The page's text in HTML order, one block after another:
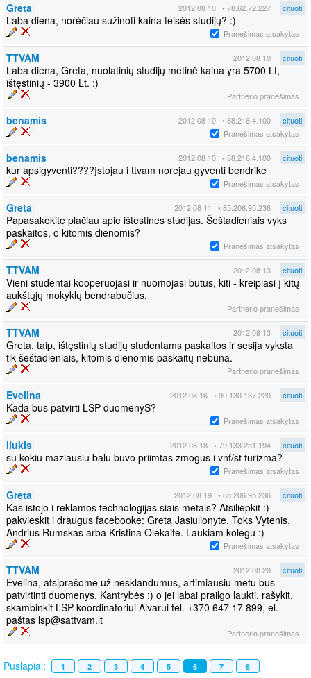
Greta 2012 08 10 • 78.62.72.227 cituoti
Laba diena, norėčiau sužinoti kaina teisės studijų? :)
Pranešimas atsakytas
TTVAM 2012 08 10 cituoti
Laba diena, Greta, nuolatinių studijų metinė kaina yra 5700 Lt,
ištęstinių - 3900 Lt. :)
Partnerio pranešimas
benamis 2012 08 10 • 88.216.4.100
cituoti
Pranešimas atsakytas
benamis 2012 08 10 • 88.216.4.100 cituoti
kur apsigyventi????įstojau i ttvam norejau gyventi bendrike
Pranešimas atsakytas
Greta 2012 08 11 • 85.206.95.236 cituoti
Papasakokite plačiau apie ištestines studijas. Šeštadieniais vyks
paskaitos, o kitomis dienomis?
Pranešimas atsakytas
TTVAM 2012 08 13 cituoti
Vieni studentai kooperuojasi ir nuomojasi butus, kiti - kreipiasi į kitų
aukštųjų mokyklų bendrabučius.
Partnerio pranešimas
TTVAM 2012 08 13 cituoti
Greta, taip, ištęstinių studijų studentams paskaitos ir sesija vyksta
tik šeštadieniais, kitomis dienomis paskaitų nebūna.
Partnerio pranešimas
Evelina 2012 08 16 • 90.130.137.220 cituoti
Kada bus patvirti LSP duomenyS?
Pranešimas atsakytas
liukis 2012 08 18 • 79.133.251.194 cituoti
su kokiu maziausiu balu buvo priimtas zmogus i vnf/st turizma?
Pranešimas atsakytas
Greta 2012 08 19 • 85.206.95.236 cituoti
Kas istojo i reklamos technologijas siais metais? Atsiliepkit :)
pakvieskit i draugus facebooke: Greta Jasiulionyte, Toks Vytenis,
Andrius Rumskas arba Kristina Olekaite. Laukiam kolegu :)
Pranešimas atsakytas
TTVAM 2012 08 20 cituoti
Evelina, atsiprašome už nesklandumus, artimiausiu metu bus
patvirtinti duomenys. Kantrybės :) o jei labai prailgo laukti, rašykit,
skambinkit LSP koordinatoriui Aivarui tel. +370 647 17 899, el.
paštas lsp@sattvam.lt
Partnerio pranešimas
Puslapiai: 1 2 3 4 5 6 7 8